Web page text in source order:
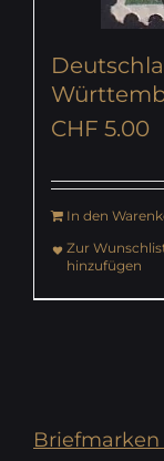
CHF 5.00
In den
Zur
hinzufügen